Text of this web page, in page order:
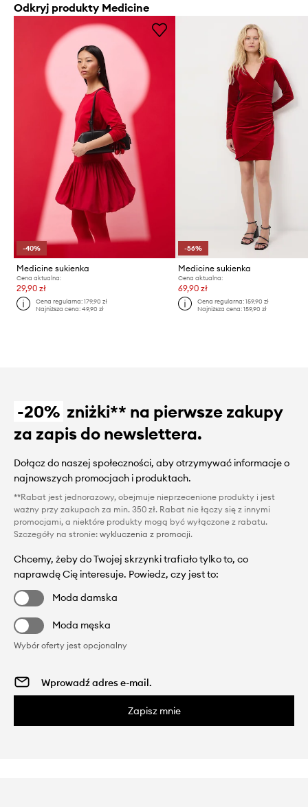
Odkryj produkty Medicine
-40%
Medicine sukienka
Cena aktualna:
29,90 zł
Cena regularna:179,90 zł
Najniższa cena:49,90 zł
-56%
Medicine sukienka
Cena aktualna:
69,90 zł
Cena regularna: 159,90 zł
Najniższa cena: 159,90 zł
-20% zniżki** na pierwsze zakupy
za zapis do newslettera.
Dołącz do naszej społeczności, aby otrzymywać informacje o
najnowszych promocjach i produktach.
**Rabat jest jednorazowy, obejmuje nieprzecenione produkty i jest
ważny przy zakupach za min. 350 zł. Rabat nie łączy się z innymi
promocjami, a niektóre produkty mogą być wyłączone z rabatu.
Szczegóły na stronie: wykluczenia z promocji.
Chcemy, żeby do Twojej skrzynki trafiało tylko to, co
naprawdę Cię interesuje. Powiedz, czy jest to:
Moda damska
Moda męska
Wybór oferty jest opcjonalny
Zapisz mnie